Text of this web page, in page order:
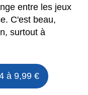
entre les jeux
C'est beau,
surtout à
à 9,99 €